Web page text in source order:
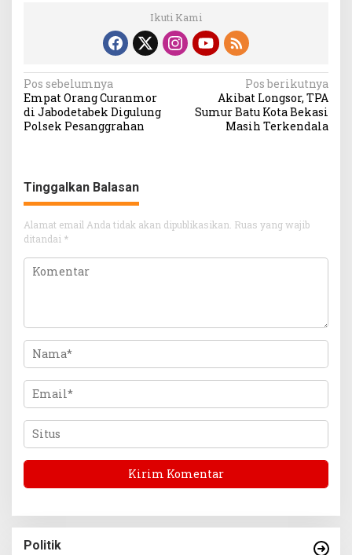
Ikuti Kami
Navigasi
pos
Pos sebelumnya
Empat Orang Curanmor
di Jabodetabek Digulung
Polsek Pesanggrahan
Pos berikutnya
Akibat Longsor, TPA
Sumur Batu Kota Bekasi
Masih Terkendala
Tinggalkan Balasan
Alamat email Anda tidak akan dipublikasikan. Ruas yang wajib
ditandai *
Politik